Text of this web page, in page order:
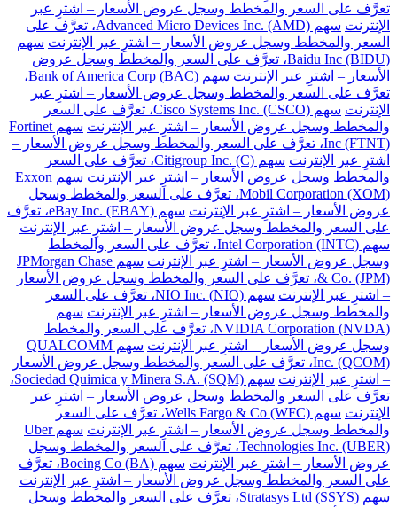
تعرَّف على السعر والمخطط وسجل عروض الأسعار – اشترِ عبر
الإنترنت
سهم Advanced Micro Devices Inc. (AMD)، تعرَّف على
السعر والمخطط وسجل عروض الأسعار – اشترِ عبر الإنترنت سهم
Baidu Inc (BIDU)، تعرَّف على السعر والمخطط وسجل عروض
الأسعار – اشترِ عبر الإنترنت
سهم Bank of America Corp (BAC)،
تعرَّف على السعر والمخطط وسجل عروض الأسعار – اشترِ عبر
الإنترنت
سهم Cisco Systems Inc. (CSCO)، تعرَّف على السعر
والمخطط وسجل عروض الأسعار – اشترِ عبر الإنترنت
سهم Fortinet
Inc (FTNT)، تعرَّف على السعر والمخطط وسجل عروض الأسعار –
اشترِ عبر الإنترنت
سهم Citigroup Inc. (C)، تعرَّف على السعر
والمخطط وسجل عروض الأسعار – اشترِ عبر الإنترنت
سهم Exxon
Mobil Corporation (XOM)، تعرَّف على السعر والمخطط وسجل
عروض الأسعار – اشترِ عبر الإنترنت
سهم eBay Inc. (EBAY)، تعرَّف
على السعر والمخطط وسجل عروض الأسعار – اشترِ عبر الإنترنت
سهم Intel Corporation (INTC)، تعرَّف على السعر والمخطط
وسجل عروض الأسعار – اشترِ عبر الإنترنت
سهم JPMorgan Chase
& Co. (JPM)، تعرَّف على السعر والمخطط وسجل عروض الأسعار
– اشترِ عبر الإنترنت
سهم NIO Inc. (NIO)، تعرَّف على السعر
والمخطط وسجل عروض الأسعار – اشترِ عبر الإنترنت سهم
NVIDIA Corporation (NVDA)، تعرَّف على السعر والمخطط
وسجل عروض الأسعار – اشترِ عبر الإنترنت
سهم QUALCOMM
Inc. (QCOM)، تعرَّف على السعر والمخطط وسجل عروض الأسعار
– اشترِ عبر الإنترنت
سهم Sociedad Quimica y Minera S.A. (SQM)،
تعرَّف على السعر والمخطط وسجل عروض الأسعار – اشترِ عبر
الإنترنت
سهم Wells Fargo & Co (WFC)، تعرَّف على السعر
والمخطط وسجل عروض الأسعار – اشترِ عبر الإنترنت
سهم Uber
Technologies Inc. (UBER)، تعرَّف على السعر والمخطط وسجل
عروض الأسعار – اشترِ عبر الإنترنت
سهم Boeing Co (BA)، تعرَّف
على السعر والمخطط وسجل عروض الأسعار – اشترِ عبر الإنترنت
سهم Stratasys Ltd (SSYS)، تعرَّف على السعر والمخطط وسجل